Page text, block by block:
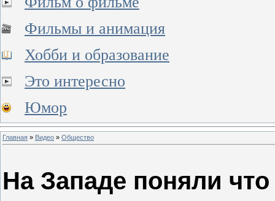
Фильмы и анимация
Хобби и образование
Это интересно
Юмор
Главная » Видео » Общество
На Западе поняли